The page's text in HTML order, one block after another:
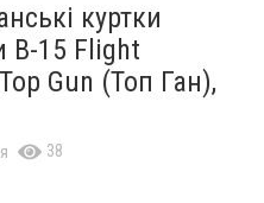
куртки
B-15 Flight
Gun (Топ Ган),
38